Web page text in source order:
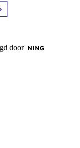
door